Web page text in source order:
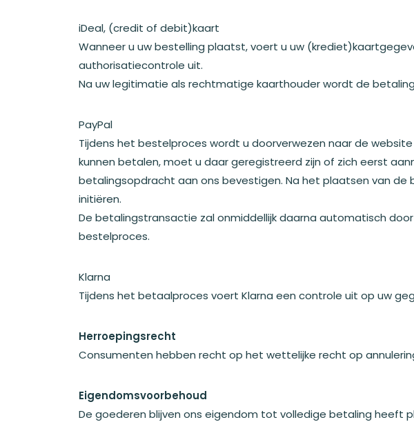
iDeal, (credit of debit)kaart
Wanneer u uw bestelling plaatst, voert u uw
authorisatiecontrole uit.
Na uw legitimatie als rechtmatige kaarthouder wordt de
PayPal
Tijdens het bestelproces wordt u doorverwezen naar de
kunnen betalen, moet u daar geregistreerd zijn of zich eerst
betalingsopdracht aan ons bevestigen. Na het plaatsen van de
initiëren.
De betalingstransactie zal onmiddellijk daarna automatisch
bestelproces.
Klarna
Tijdens het betaalproces voert Klarna een controle uit op uw
Herroepingsrecht
Consumenten hebben recht op het wettelijke recht op
Eigendomsvoorbehoud
De goederen blijven ons eigendom tot volledige betaling heeft